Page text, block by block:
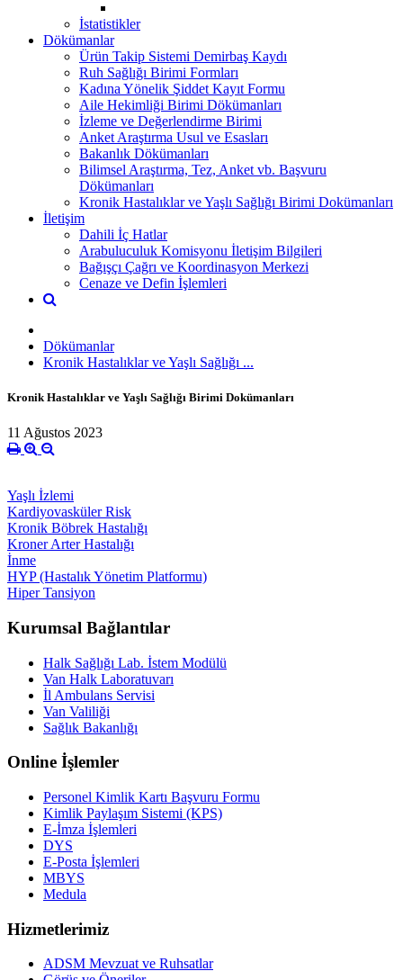
İstatistikler
Dökümanlar
Ürün Takip Sistemi Demirbaş Kaydı
Ruh Sağlığı Birimi Formları
Kadına Yönelik Şiddet Kayıt Formu
Aile Hekimliği Birimi Dökümanları
İzleme ve Değerlendirme Birimi
Anket Araştırma Usul ve Esasları
Bakanlık Dökümanları
Bilimsel Araştırma, Tez, Anket vb. Başvuru
Dökümanları
Kronik Hastalıklar ve Yaşlı Sağlığı Birimi Dokümanları
İletişim
Dahili İç Hatlar
Arabuluculuk Komisyonu İletişim Bilgileri
Bağışçı Çağrı ve Koordinasyon Merkezi
Cenaze ve Defin İşlemleri
Dökümanlar
Kronik Hastalıklar ve Yaşlı Sağlığı ...
Kronik Hastalıklar ve Yaşlı Sağlığı Birimi Dokümanları
11 Ağustos 2023
Yaşlı İzlemi
Kardiyovasküler Risk
Kronik Böbrek Hastalığı
Kroner Arter Hastalığı
İnme
HYP (Hastalık Yönetim Platformu)
Hiper Tansiyon
Kurumsal Bağlantılar
Halk Sağlığı Lab. İstem Modülü
Van Halk Laboratuvarı
İl Ambulans Servisi
Van Valiliği
Sağlık Bakanlığı
Online İşlemler
Personel Kimlik Kartı Başvuru Formu
Kimlik Paylaşım Sistemi (KPS)
E-İmza İşlemleri
DYS
E-Posta İşlemleri
MBYS
Medula
Hizmetlerimiz
ADSM Mevzuat ve Ruhsatlar